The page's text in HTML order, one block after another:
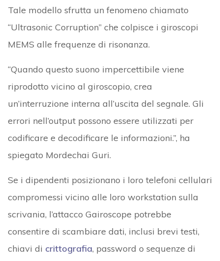
Tale modello sfrutta un fenomeno chiamato
“Ultrasonic Corruption” che colpisce i giroscopi
MEMS alle frequenze di risonanza.
“Quando questo suono impercettibile viene
riprodotto vicino al giroscopio, crea
un’interruzione interna all’uscita del segnale. Gli
errori nell’output possono essere utilizzati per
codificare e decodificare le informazioni.”, ha
spiegato Mordechai Guri.
Se i dipendenti posizionano i loro telefoni cellulari
compromessi vicino alle loro workstation sulla
scrivania, l’attacco Gairoscope potrebbe
consentire di scambiare dati, inclusi brevi testi,
chiavi di crittografia, password o sequenze di